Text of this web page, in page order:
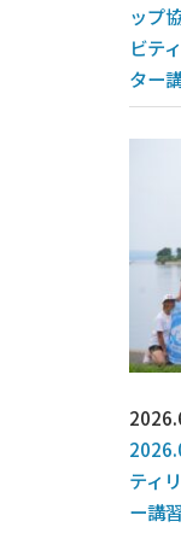
ップ
ビテ
ター
ティ
ー講